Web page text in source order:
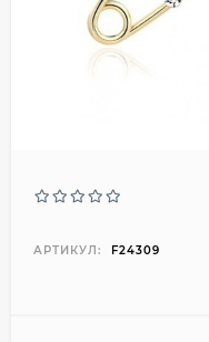
АРТИКУЛ: F24309